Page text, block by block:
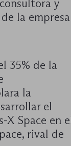
y
la empresa
35% de la
la
el
Space en
rival de